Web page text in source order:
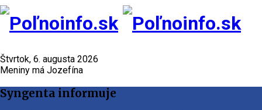
Štvrtok, 6. augusta 2026
Meniny má Jozefína
Syngenta informuje